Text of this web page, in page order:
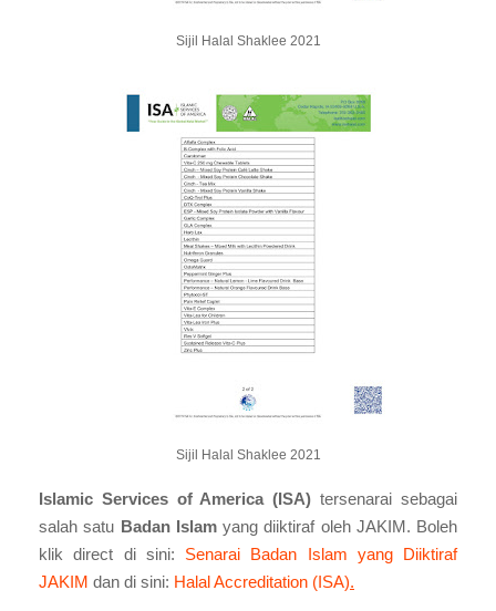
Sijil Halal Shaklee 2021
Sijil Halal Shaklee 2021
Islamic Services of America (ISA) tersenarai sebagai
salah satu Badan Islamyang diiktiraf oleh JAKIM. Boleh
klik direct di sini: Senarai Badan Islam yang Diiktiraf
JAKIM dan di sini: Halal Accreditation (ISA).